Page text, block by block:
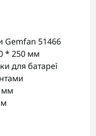
Gemfan 51466
* 250 мм
для батареї
мм